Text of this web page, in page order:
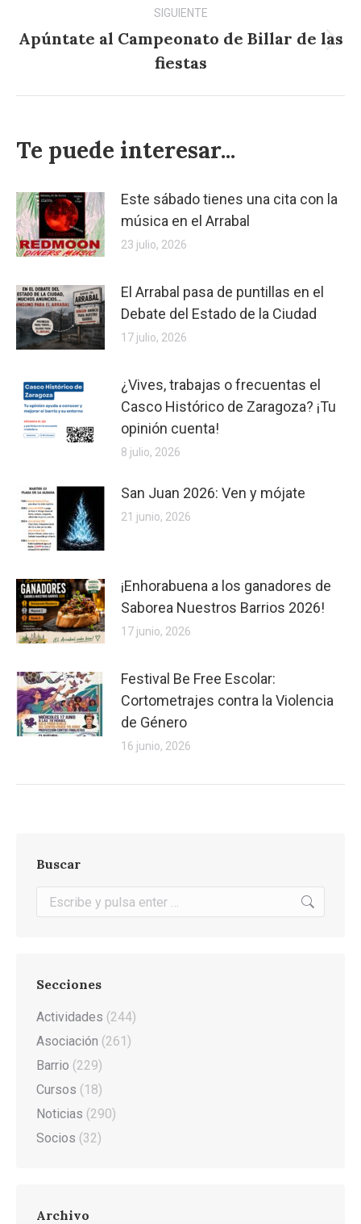
SIGUIENTE
Publicación
siguiente:
Apúntate al Campeonato de Billar de las
fiestas
Te puede interesar...
Este sábado tienes una cita con la
música en el Arrabal
23 julio, 2026
El Arrabal pasa de puntillas en el
Debate del Estado de la Ciudad
17 julio, 2026
¿Vives, trabajas o frecuentas el
Casco Histórico de Zaragoza? ¡Tu
opinión cuenta!
8 julio, 2026
San Juan 2026: Ven y mójate
21 junio, 2026
¡Enhorabuena a los ganadores de
Saborea Nuestros Barrios 2026!
17 junio, 2026
Festival Be Free Escolar:
Cortometrajes contra la Violencia
de Género
16 junio, 2026
Buscar
Buscar:
Secciones
Actividades (244)
Asociación (261)
Barrio (229)
Cursos (18)
Noticias (290)
Socios (32)
Archivo